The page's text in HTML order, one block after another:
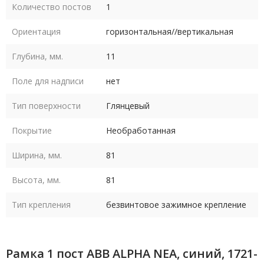
Количество постов 1
Ориентация горизонтальная//вертикальная
Глубина, мм. 11
Поле для надписи нет
Тип поверхности Глянцевый
Покрытие Необработанная
Ширина, мм. 81
Высота, мм. 81
Тип крепления безвинтовое зажимное крепление
Рамка 1 пост ABB ALPHA NEA, синий, 1721-